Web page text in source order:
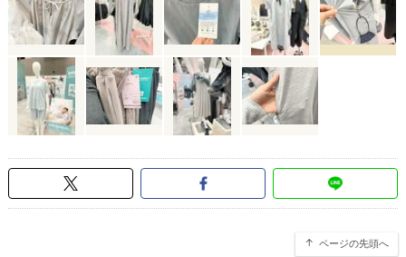
ページの先頭へ